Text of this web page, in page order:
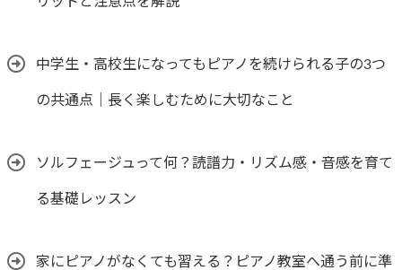
中学生・高校生になってもピアノを続けられる子の3つ
の共通点｜長く楽しむために大切なこと
ソルフェージュって何？読譜力・リズム感・音感を育て
る基礎レッスン
家にピアノがなくても習える？ピアノ教室へ通う前に準